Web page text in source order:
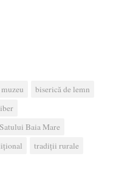
biserică de lemn
Baia Mare
tradiții rurale